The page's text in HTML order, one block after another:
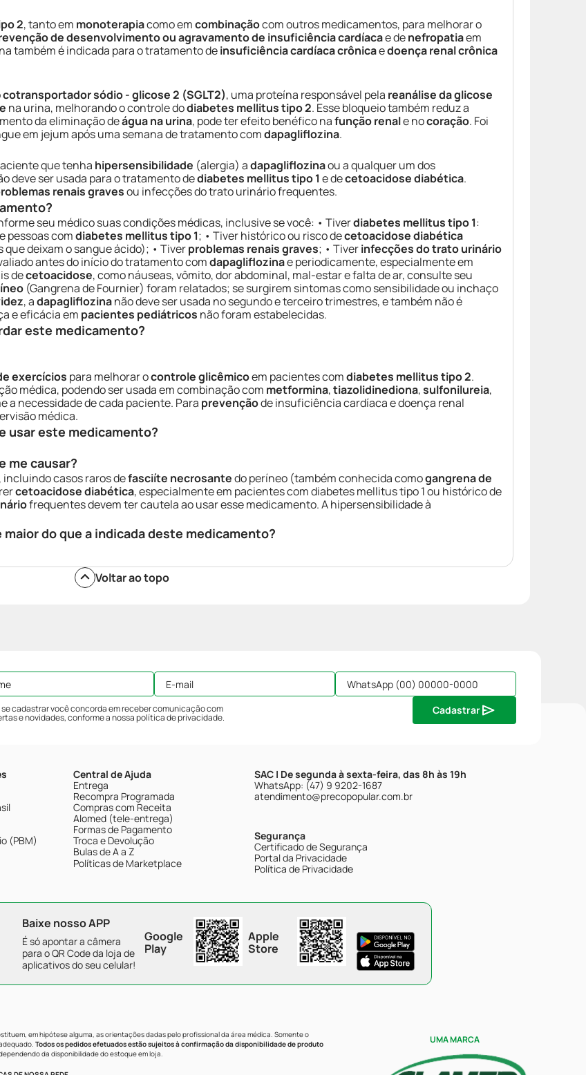
2, tanto em monoterapiacomo emcombinaçãocom outros medicamentos, para melhorar o
de desenvolvimento ou agravamento de insuficiência cardíacae denefropatiaem
também é indicada para o tratamento deinsuficiência cardíaca crônicaedoença renal crônica
cotransportador sódio - glicose 2 (SGLT2), uma proteína responsável pela reanálise da glicose
na urina, melhorando o controle dodiabetes mellitus tipo 2. Esse bloqueio também reduz a
da eliminação deágua na urina, pode ter efeito benéfico nafunção renale nocoração. Foi
em jejum após uma semana de tratamento comdapagliflozina.
que tenha hipersensibilidade (alergia) adapagliflozinaou a qualquer um dos
deve ser usada para o tratamento dediabetes mellitus tipo 1 e decetoacidose diabética.
renais gravesou infecções do trato urinário frequentes.
seu médico suas condições médicas, inclusive se você: • Tiverdiabetes mellitus tipo 1:
pessoas comdiabetes mellitus tipo 1; • Tiver histórico ou risco decetoacidose diabética
deixam o sangue ácido); • Tiverproblemas renais graves; • Tiverinfecções do trato urinário
antes do início do tratamento comdapagliflozinae periodicamente, especialmente em
decetoacidose, como náuseas, vômito, dor abdominal, mal-estar e falta de ar, consulte seu
(Gangrena de Fournier) foram relatados; se surgirem sintomas como sensibilidade ou inchaço
, adapagliflozinanão deve ser usada no segundo e terceiro trimestres, e também não é
e eficácia em pacientes pediátricos não foram estabelecidas.
este medicamento?
exercícios para melhorar ocontrole glicêmicoem pacientes comdiabetes mellitus tipo 2.
médica, podendo ser usada em combinação com metformina,tiazolidinediona,sulfonilureia,
a necessidade de cada paciente. Para prevençãode insuficiência cardíaca e doença renal
médica.
usar este medicamento?
me causar?
, incluindo casos raros defasciíte necrosantedo períneo (também conhecida comogangrena de
cetoacidose diabética, especialmente em pacientes com diabetes mellitus tipo 1 ou histórico de
frequentes devem ter cautela ao usar esse medicamento. A hipersensibilidade à
do que a indicada deste medicamento?
Voltar ao topo
se cadastrar você concorda em receber comunicação com
e novidades, conforme a nossapolítica de privacidade.
Cadastrar
(PBM)
Central de Ajuda
Entrega
Recompra Programada
Compras com Receita
Alomed (tele-entrega)
Formas de Pagamento
Troca e Devolução
Bulas de A a Z
Políticas de Marketplace
SAC | De segunda à sexta-feira, das 8h às 19h
WhatsApp: (47) 9 9202-1687
atendimento@precopopular.com.br
Segurança
Certificado de Segurança
Portal da Privacidade
Política de Privacidade
Baixe nosso APP
É só apontar a câmera
para o QR Code da loja de
aplicativos do seu celular!
Google
Play
Apple
Store
em hipótese alguma, as orientações dadas pelo profissional da área médica. Somente o
Todos os pedidos efetuados estão sujeitos à confirmação da disponibilidade de produto
da disponibilidade do estoque em loja.
UMA MARCA